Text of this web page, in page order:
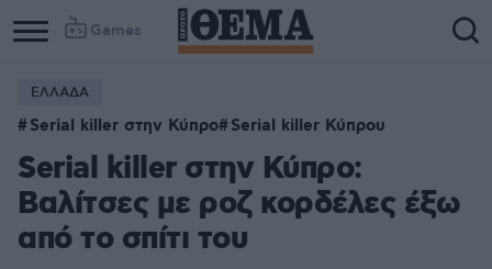
Games
ΕΛΛΑΔΑ
Serial killer στην Κύπρο Serial killer Κύπρου
Serial killer στην Κύπρο:
Βαλίτσες με ροζ κορδέλες έξω
από το σπίτι του